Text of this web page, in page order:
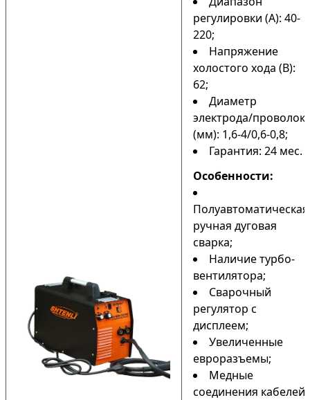
регулировки (А): 40-
220;
Напряжение
холостого хода (В):
62;
Диаметр
электрода/
(мм): 1,6-4/0,6-0,8;
Гарантия: 24 мес.
Особенности:
ручная дуговая
сварка;
Наличие турбо-
вентилятора;
Сварочный
регулятор с
дисплеем;
Увеличенные
евроразъемы;
Медные
соединения кабелей;